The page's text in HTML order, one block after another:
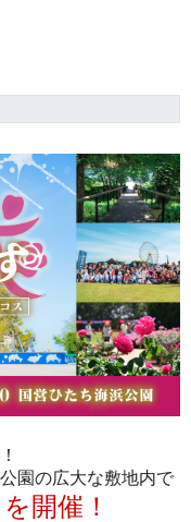
園の広大な敷地内で
開催！